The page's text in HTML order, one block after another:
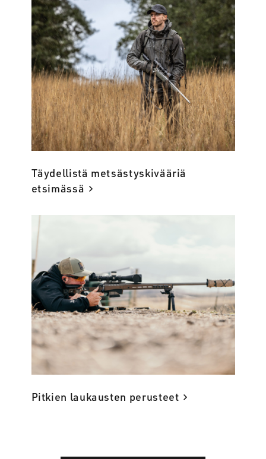
Täydellistä metsästyskivääriä
etsimässä
Pitkien laukausten perusteet